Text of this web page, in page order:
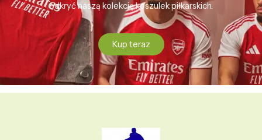
odkryć naszą kolekcję koszulek piłkarskich.
Kup teraz